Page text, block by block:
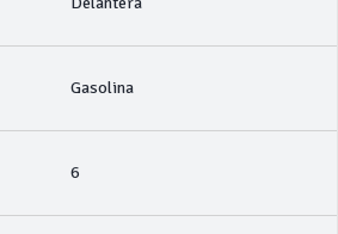
Gasolina
6